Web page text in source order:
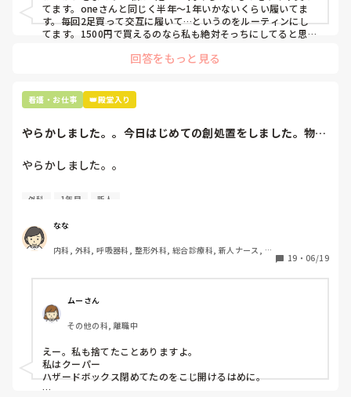
てます。oneさんと同じく半年〜1年いかないくらい履いてま
す。毎回2足買って交互に履いて…というのをルーティンにし
てます。1500円で買えるのなら私も絶対そっちにしてると思う
回答をもっと見る
看護・お仕事 👑殿堂入り
やらかしました。。今日はじめての創処置をしました。物品
やらかしました。。
今日はじめての創処置をしました。
ゴミと一緒に、ノリで鑷子達を捨てました。。
患者に使用した物品は使い捨て、という認識が頭の中にあっ
て…。
プリセプターに
「普通鑷子捨てる！？明らかに使い捨てて良いような安物じ
ゃないよね？」
「そんなミスした新人、あなたが初めてだよ」
と言われました。。
たしかに、よくよく考えてみれば
手術室で使った物品も全部滅菌して使いまわすし、
外科 1年目 新人
なな
内科, 外科, 呼吸器科, 整形外科, 総合診療科, 新人ナース, 脳
19 ・ 06/19
ムーさん
その他の科, 離職中
えー。私も捨てたことありますよ。
私はクーパー
ハザードボックス閉めてたのをこじ開けるはめに。